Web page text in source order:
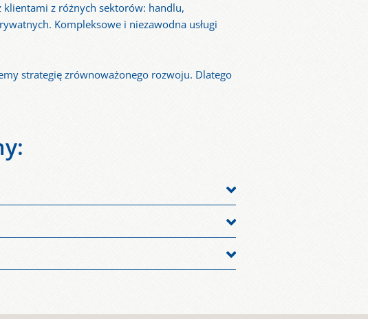
z różnych sektorów: handlu,
Kompleksowe i niezawodna usługi
strategię zrównoważonego rozwoju. Dlatego
współpracujemy z naszymi dostawcami
środków pomocniczych pomaga nam
przez ciągłe doskonalenie naszego systemu